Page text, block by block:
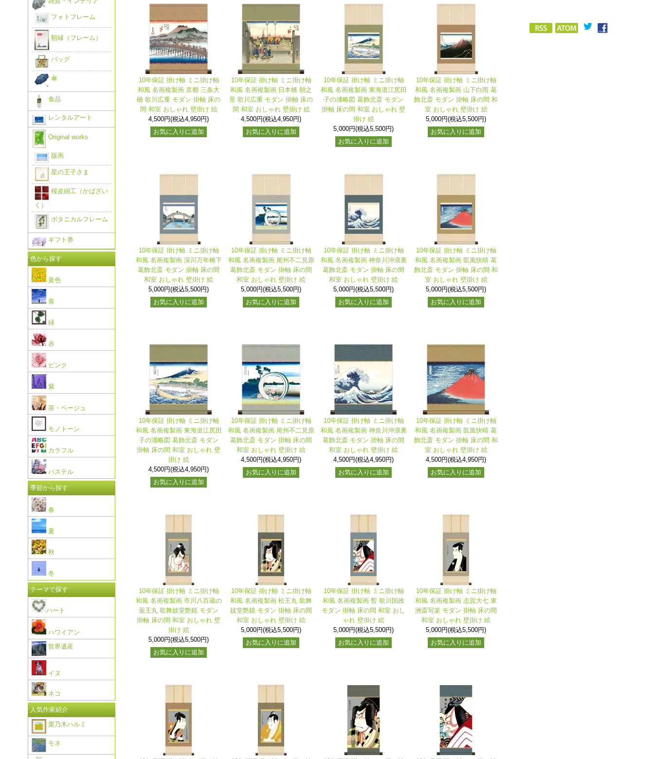
10年保証 掛け軸 ミニ掛け軸
和風 名画複製画 京都 三条大
橋 歌川広重 モダン 掛軸 床の
間 和室 おしゃれ 壁掛け 絵
4,500円(税込4,950円)
お気に入りに追加
10年保証 掛け軸 ミニ掛け軸
和風 名画複製画 日本橋 朝之
景 歌川広重 モダン 掛軸 床の
間 和室 おしゃれ 壁掛け 絵
4,500円(税込4,950円)
お気に入りに追加
10年保証 掛け軸 ミニ掛け軸
和風 名画複製画 東海道江尻田
子の浦略図 葛飾北斎 モダン
掛軸 床の間 和室 おしゃれ 壁
掛け 絵
5,000円(税込5,500円)
お気に入りに追加
10年保証 掛け軸 ミニ掛け軸
和風 名画複製画 山下白雨 葛
飾北斎 モダン 掛軸 床の間 和
室 おしゃれ 壁掛け 絵
5,000円(税込5,500円)
お気に入りに追加
10年保証 掛け軸 ミニ掛け軸
和風 名画複製画 深川万年橋下
葛飾北斎 モダン 掛軸 床の間
和室 おしゃれ 壁掛け 絵
5,000円(税込5,500円)
お気に入りに追加
10年保証 掛け軸 ミニ掛け軸
和風 名画複製画 尾州不二見原
葛飾北斎 モダン 掛軸 床の間
和室 おしゃれ 壁掛け 絵
5,000円(税込5,500円)
お気に入りに追加
10年保証 掛け軸 ミニ掛け軸
和風 名画複製画 神奈川沖浪裏
葛飾北斎 モダン 掛軸 床の間
和室 おしゃれ 壁掛け 絵
5,000円(税込5,500円)
お気に入りに追加
10年保証 掛け軸 ミニ掛け軸
和風 名画複製画 凱風快晴 葛
飾北斎 モダン 掛軸 床の間 和
室 おしゃれ 壁掛け 絵
5,000円(税込5,500円)
お気に入りに追加
10年保証 掛け軸 ミニ掛け軸
和風 名画複製画 東海道江尻田
子の浦略図 葛飾北斎 モダン
掛軸 床の間 和室 おしゃれ 壁
掛け 絵
4,500円(税込4,950円)
お気に入りに追加
10年保証 掛け軸 ミニ掛け軸
和風 名画複製画 尾州不二見原
葛飾北斎 モダン 掛軸 床の間
和室 おしゃれ 壁掛け 絵
4,500円(税込4,950円)
お気に入りに追加
10年保証 掛け軸 ミニ掛け軸
和風 名画複製画 神奈川沖浪裏
葛飾北斎 モダン 掛軸 床の間
和室 おしゃれ 壁掛け 絵
4,500円(税込4,950円)
お気に入りに追加
10年保証 掛け軸 ミニ掛け軸
和風 名画複製画 凱風快晴 葛
飾北斎 モダン 掛軸 床の間 和
室 おしゃれ 壁掛け 絵
4,500円(税込4,950円)
お気に入りに追加
10年保証 掛け軸 ミニ掛け軸
和風 名画複製画 市川八百蔵の
薬王丸 歌舞妓堂艶鏡 モダン
掛軸 床の間 和室 おしゃれ 壁
掛け 絵
5,000円(税込5,500円)
お気に入りに追加
10年保証 掛け軸 ミニ掛け軸
和風 名画複製画 松王丸 歌舞
妓堂艶鏡 モダン 掛軸 床の間
和室 おしゃれ 壁掛け 絵
5,000円(税込5,500円)
お気に入りに追加
10年保証 掛け軸 ミニ掛け軸
和風 名画複製画 暫 歌川国政
モダン 掛軸 床の間 和室 おし
ゃれ 壁掛け 絵
5,000円(税込5,500円)
お気に入りに追加
10年保証 掛け軸 ミニ掛け軸
和風 名画複製画 志賀大七 東
洲斎写楽 モダン 掛軸 床の間
和室 おしゃれ 壁掛け 絵
5,000円(税込5,500円)
お気に入りに追加
フォトフレーム
額縁（フレーム）
バッグ
傘
食品
レンタルアート
Original works
版画
星の王子さま
桜皮細工（かばざい
く）
ボタニカルフレーム
ギフト券
色から探す
黄色
青
緑
赤
ピンク
紫
茶・ベージュ
モノトーン
カラフル
パステル
季節から探す
春
夏
秋
冬
テーマで探す
ハート
ハワイアン
世界遺産
イヌ
ネコ
人気作家紹介
栗乃木ハルミ
モネ